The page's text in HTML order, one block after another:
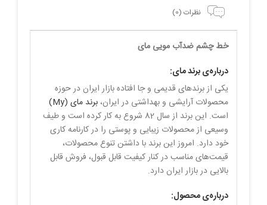
نظرات (0)
خط چشم ضدآب مویی مای
درباره‌ی برند مای:
یکی از برندهای قدیمی و جا افتاده بازار ایران در حوزه
محصولات آرایشی و بهداشتی در ایران، برند مای (My)
است. این برند از سال 82 شروع به کار کرده است و طیف
وسیعی از محصولات زیبایی و پوستی را در کارنامه کاری
خود دارد. امروز این برند با داشتن تنوع محصولات،
قیمت‌های مناسب در کنار کیفیت قابل قبول، فروش قابل
بالایی در بازار ایران دارد.
درباره‌ی محصول: